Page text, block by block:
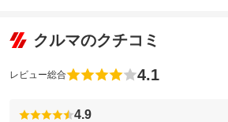
クルマのクチコミ
レビュー総合 4.1
4.9